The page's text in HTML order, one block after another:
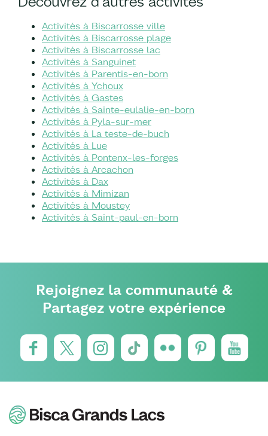
Activités à Biscarrosse ville
Activités à Biscarrosse plage
Activités à Biscarrosse lac
Activités à Sanguinet
Activités à Parentis-en-born
Activités à Ychoux
Activités à Gastes
Activités à Sainte-eulalie-en-born
Activités à Pyla-sur-mer
Activités à La teste-de-buch
Activités à Lue
Activités à Pontenx-les-forges
Activités à Arcachon
Activités à Dax
Activités à Mimizan
Activités à Moustey
Activités à Saint-paul-en-born
Rejoignez la communauté &
Partagez votre expérience